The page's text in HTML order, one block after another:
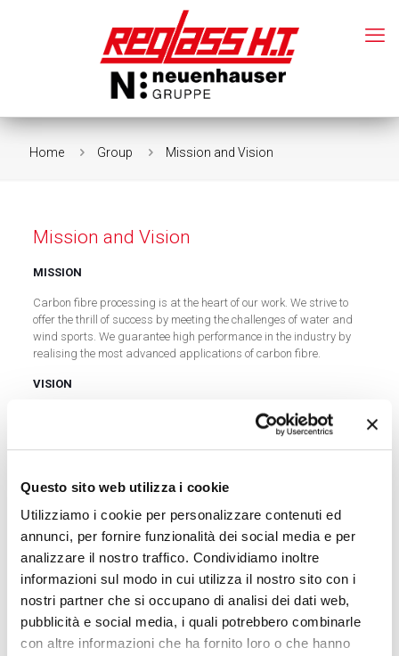
Questo sito web utilizza i cookie
Utilizziamo i cookie per personalizzare contenuti ed
annunci, per fornire funzionalità dei social media e per
analizzare il nostro traffico. Condividiamo inoltre
informazioni sul modo in cui utilizza il nostro sito con i
nostri partner che si occupano di analisi dei dati web,
pubblicità e social media, i quali potrebbero combinarle
con altre informazioni che ha fornito loro o che hanno
Home Group Mission and Vision
Mission and Vision
MISSION
Carbon fibre processing is at the heart of our work. We strive to
offer the thrill of success by meeting the challenges of water and
wind sports. We guarantee high performance in the industry by
realising the most advanced applications of carbon fibre.
VISION
It is the spirit of innovation that drives the company’s activities: a
‘technological carpentry’ that uses state-of-the-art materials to
create customised products and continuously explores new areas
Search
Search
GROUP